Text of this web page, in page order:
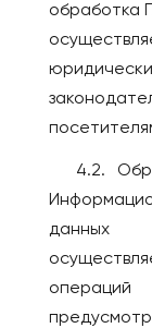
обработка
4.2.
данных